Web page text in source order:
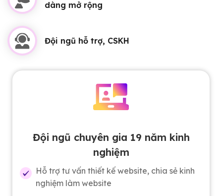
dàng mở rộng
Đội ngũ hỗ trợ, CSKH
Đội ngũ chuyên gia 19 năm kinh
nghiệm
Hỗ trợ tư vấn thiết kế website, chia sẻ kinh
nghiệm làm website